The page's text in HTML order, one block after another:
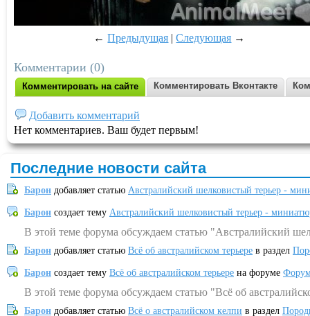
←Предыдущая |Следующая →
Комментарии (0)
Комментировать на сайте Комментировать Вконтакте
Добавить комментарий
Нет комментариев. Ваш будет первым!
Последние новости сайта
Барон добавляет статью Австралийский шелковистый терьер -
Барон создает тему Австралийский шелковистый терьер -
В этой теме форума обсуждаем статью "Австралийский
Барон добавляет статью Всё об австралийском терьере в раздел
Барон создает тему Всё об австралийском терьере на форуме
В этой теме форума обсуждаем статью "Всё об
Барон добавляет статью Всё о австралийском келпи в раздел